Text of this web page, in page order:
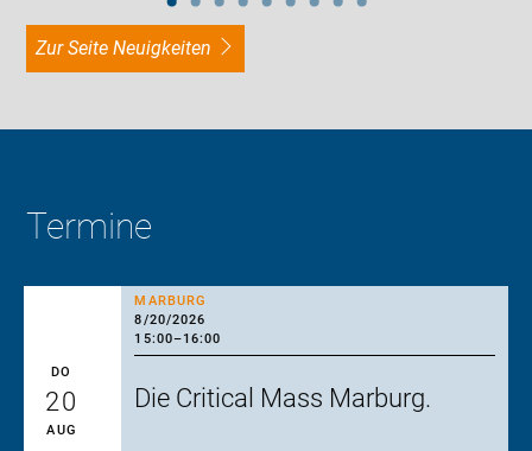
zur Seite Neuigkeiten
Termine
MARBURG
8/20/2026
15:00–16:00
DO
20
AUG
Die Critical Mass Marburg.